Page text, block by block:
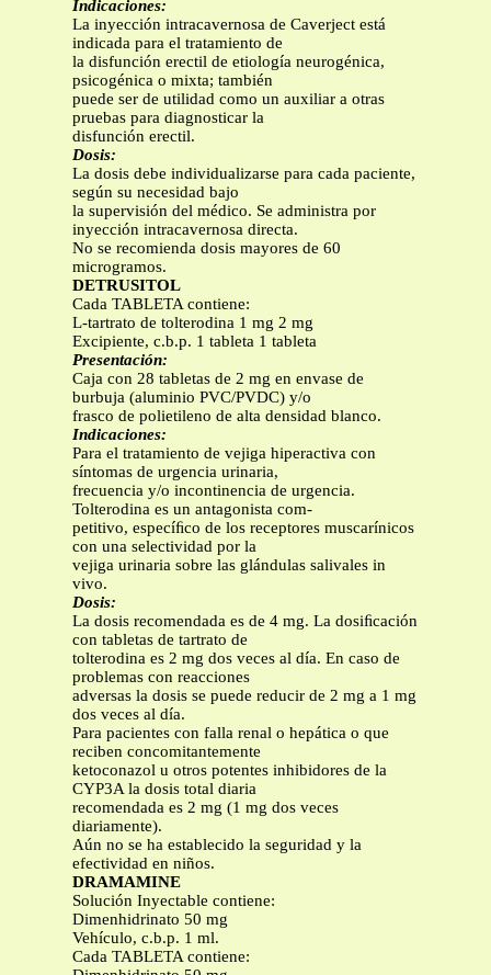
Indicaciones:
La inyección intracavernosa de Caverject está
indicada para el tratamiento de
la disfunción erectil de etiología neurogénica,
psicogénica o mixta; también
puede ser de utilidad como un auxiliar a otras
pruebas para diagnosticar la
disfunción erectil.
Dosis:
La dosis debe individualizarse para cada paciente,
según su necesidad bajo
la supervisión del médico. Se administra por
inyección intracavernosa directa.
No se recomienda dosis mayores de 60
microgramos.
DETRUSITOL
Cada TABLETA contiene:
L-tartrato de tolterodina 1 mg 2 mg
Excipiente, c.b.p. 1 tableta 1 tableta
Presentación:
Caja con 28 tabletas de 2 mg en envase de
burbuja (aluminio PVC/PVDC) y/o
frasco de polietileno de alta densidad blanco.
Indicaciones:
Para el tratamiento de vejiga hiperactiva con
síntomas de urgencia urinaria,
frecuencia y/o incontinencia de urgencia.
Tolterodina es un antagonista com-
petitivo, especíﬁco de los receptores muscarínicos
con una selectividad por la
vejiga urinaria sobre las glándulas salivales in
vivo.
Dosis:
La dosis recomendada es de 4 mg. La dosiﬁcación
con tabletas de tartrato de
tolterodina es 2 mg dos veces al día. En caso de
problemas con reacciones
adversas la dosis se puede reducir de 2 mg a 1 mg
dos veces al día.
Para pacientes con falla renal o hepática o que
reciben concomitantemente
ketoconazol u otros potentes inhibidores de la
CYP3A la dosis total diaria
recomendada es 2 mg (1 mg dos veces
diariamente).
Aún no se ha establecido la seguridad y la
efectividad en niños.
DRAMAMINE
Solución Inyectable contiene:
Dimenhidrinato 50 mg
Vehículo, c.b.p. 1 ml.
Cada TABLETA contiene: